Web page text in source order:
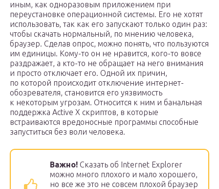
иным, как одноразовым приложением при
переустановке операционной системы. Его не хотят
использовать, так как его запускают только один раз:
чтобы скачать нормальный, по мнению человека,
браузер. Сделав опрос, можно понять, что пользуются
им единицы. Кому-то он не нравится, кого-то вовсе
раздражает, а кто-то не обращает на него внимания
и просто отключает его. Одной их причин,
по которой происходит отключение интернет-
обозревателя, становится его уязвимость
к некоторым угрозам. Относится к ним и банальная
поддержка Active X скриптов, в которые
встраиваются вредоносные программы способные
запуститься без воли человека.
Важно! Сказать об Internet Explorer
можно много плохого и мало хорошего,
но все же это не совсем плохой браузер